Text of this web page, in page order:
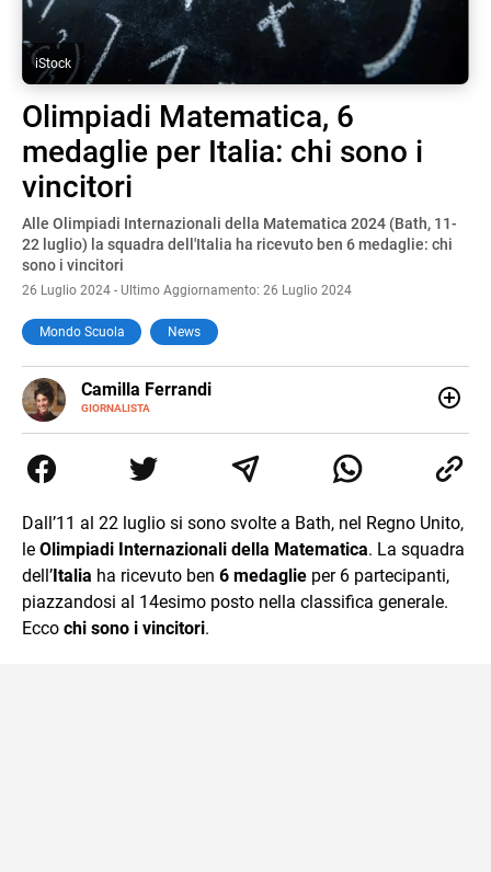
iStock
Olimpiadi Matematica, 6
medaglie per Italia: chi sono i
vincitori
Alle Olimpiadi Internazionali della Matematica 2024 (Bath, 11-
22 luglio) la squadra dell'Italia ha ricevuto ben 6 medaglie: chi
sono i vincitori
26 Luglio 2024 - Ultimo Aggiornamento: 26 Luglio 2024
Mondo Scuola News
Camilla Ferrandi
GIORNALISTA
E-
MAIL
LINKEDIN
di trasformare la passione per la scrittura in un lavoro, e
da lì non mi sono più fermata. L’attualità è il mio pane
mente.
Dall’11 al 22 luglio si sono svolte a Bath, nel Regno Unito,
le Olimpiadi Internazionali della Matematica. La squadra
dell’Italia ha ricevuto ben 6 medaglie per 6 partecipanti,
piazzandosi al 14esimo posto nella classifica generale.
Ecco chi sono i vincitori.